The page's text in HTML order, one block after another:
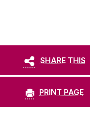
SHARE THIS
PRINT PAGE